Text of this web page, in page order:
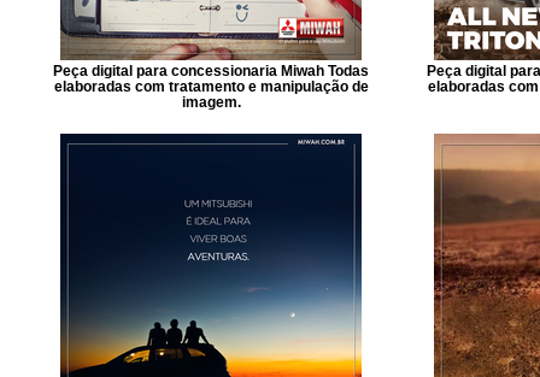
Peça digital para concessionaria Miwah Todas
elaboradas com tratamento e manipulação de
imagem.
Peça digital
elaboradas